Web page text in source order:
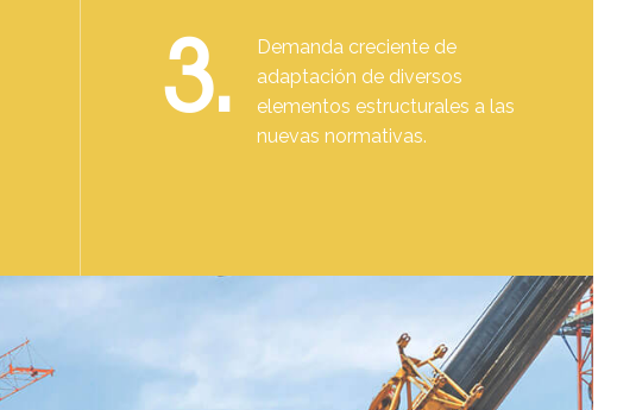
3.
Demanda creciente de
adaptación de diversos
elementos estructurales a las
nuevas normativas.